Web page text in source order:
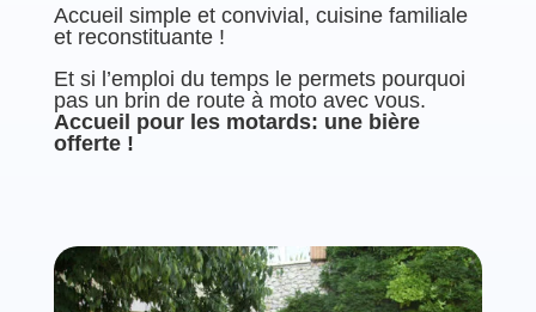
Accueil simple et convivial, cuisine familiale
et reconstituante !
Et si l’emploi du temps le permets pourquoi
pas un brin de route à moto avec vous.
Accueil pour les motards: une bière
offerte !